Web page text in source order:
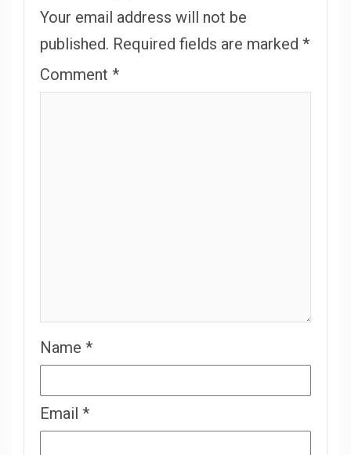
Your email address will not be
published. Required fields are marked *
Comment *
Name *
Email *